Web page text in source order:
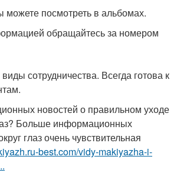
посмотреть в альбомах.
обращайтесь за номером
сотрудничества. Всегда готова к
новостей о правильном уходе
Больше информационных
глаз очень чувствительная
best.com/vidy-makiyazha-i-